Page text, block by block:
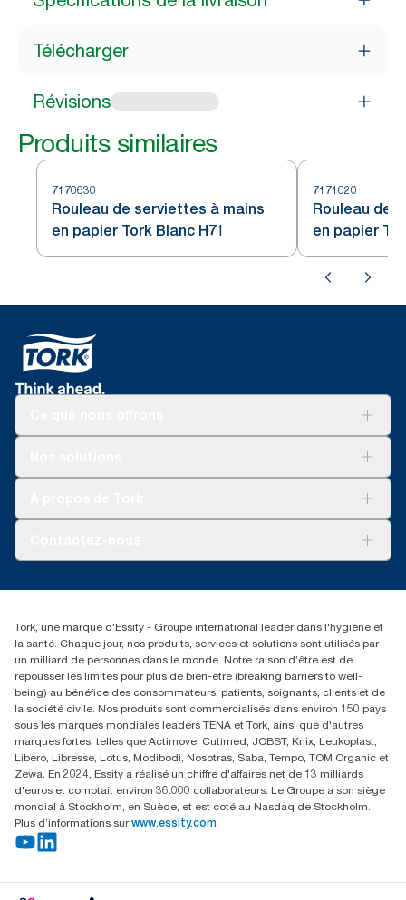
Télécharger
Révisions
Produits similaires
7170630
Rouleau de serviettes à mains
en papier Tork Blanc H71
7171020
Rouleau de
en papier
(866) 722-8675
Tork, une marque d'Essity - Groupe international leader dans l'hygiène et
la santé. Chaque jour, nos produits, services et solutions sont utilisés par
un milliard de personnes dans le monde. Notre raison d’être est de
repousser les limites pour plus de bien-être (breaking barriers to well-
being) au bénéfice des consommateurs, patients, soignants, clients et de
la société civile. Nos produits sont commercialisés dans environ 150 pays
sous les marques mondiales leaders TENA et Tork, ainsi que d'autres
marques fortes, telles que Actimove, Cutimed, JOBST, Knix, Leukoplast,
Libero, Libresse, Lotus, Modibodi, Nosotras, Saba, Tempo, TOM Organic et
Zewa. En 2024, Essity a réalisé un chiffre d'affaires net de 13 milliards
d'euros et comptait environ 36.000 collaborateurs. Le Groupe a son siège
mondial à Stockholm, en Suède, et est coté au Nasdaq de Stockholm.
Plus d’informations sur www.essity.com